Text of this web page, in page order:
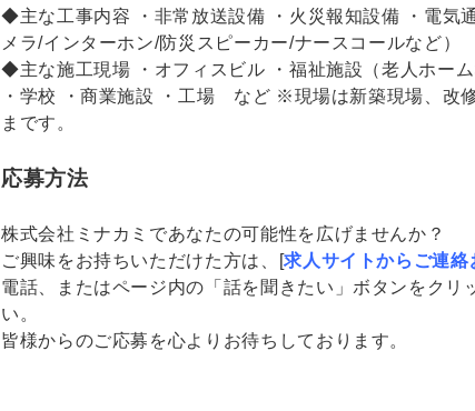
◆主な工事内容 ・非常放送設備 ・火災報知設備 ・電気
メラ/インターホン/防災スピーカー/ナースコールなど）
◆主な施工現場 ・オフィスビル ・福祉施設（老人ホー
・学校 ・商業施設 ・工場 など ※現場は新築現場、改
まです。
応募方法
株式会社ミナカミであなたの可能性を広げませんか？
ご興味をお持ちいただけた方は、[求人サイトからご連絡
電話、またはページ内の「話を聞きたい」ボタンをクリ
い。
皆様からのご応募を心よりお待ちしております。